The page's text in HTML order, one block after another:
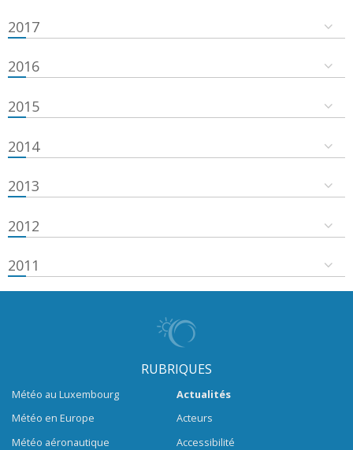
2017
2016
2015
2014
2013
2012
2011
RUBRIQUES
Météo au Luxembourg
Météo en Europe
Météo aéronautique
Actualités
Acteurs
Accessibilité